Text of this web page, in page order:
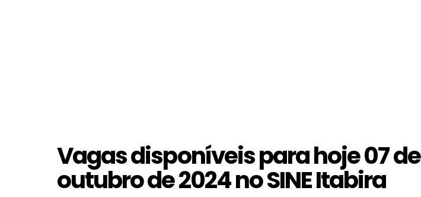
Vagas disponíveis para hoje 07 de
outubro de 2024 no SINE Itabira